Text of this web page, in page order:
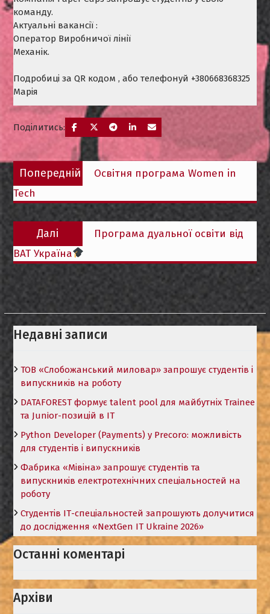
команду.
Актуальні вакансії :
Оператор Виробничої лінії
Механік.
Подробиці за QR кодом , або телефонуй +380668368325
Марія
Поділитись:
Навігація
записів
Попередній
Попередній
запис:
Освітня програма Women in
Tech
Далі
запис:
Програма дуальної освіти від
ВАТ Україна
Недавні записи
ТОВ «Слобожанський миловар» запрошує студентів і
випускників на роботу
DATAFOREST формує talent pool для майбутніх Trainee
та Junior-позицій в ІТ
Python Developer (Payments) у Precoro: можливість
для студентів і випускників
Фабрика «Мівіна» запрошує студентів та
випускників електротехнічних спеціальностей на
роботу
Студентів ІТ-спеціальностей запрошують долучитися
до дослідження «NextGen IT Ukraine 2026»
Останні коментарі
Архіви